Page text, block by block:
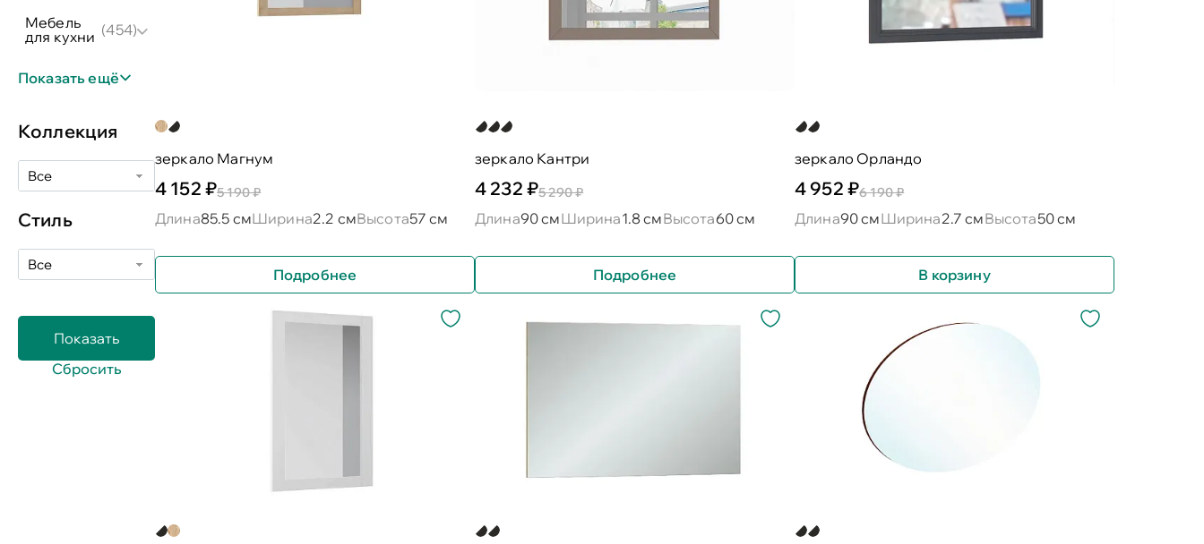
мебель
для кухни (454)
Показать ещё
Коллекция
Все
Стиль
Все
зеркало Магнум
4 152 ₽5 190 ₽
Длина85.5 смШирина2.2 смВысота57 см
Подробнее
зеркало Кантри
4 232 ₽5 290 ₽
Длина90 смШирина1.8 смВысота60 см
Подробнее
зеркало Орландо
4 952 ₽6 190 ₽
Длина90 смШирина2.7 смВысота50 см
В корзину